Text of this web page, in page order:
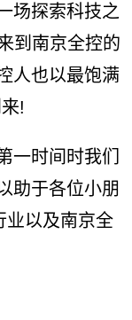
场探索科技之
到南京全控的
人也以最饱满
!
时间时我们
助于各位小朋
业以及南京全